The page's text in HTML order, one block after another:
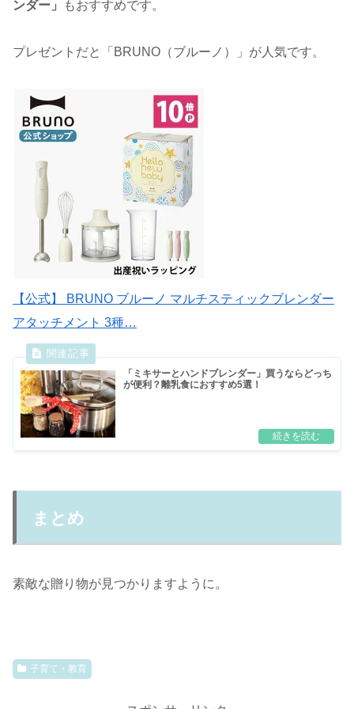
ンダー」 もおすすめです。
プレゼントだと「BRUNO（ブルーノ）」が人気です。
【公式】 BRUNO ブルーノ マルチスティックブレンダー
アタッチメント 3種…
「ミキサーとハンドブレンダー」買うならどっち
が便利？離乳食におすすめ5選！
まとめ
素敵な贈り物が見つかりますように。
子育て・教育